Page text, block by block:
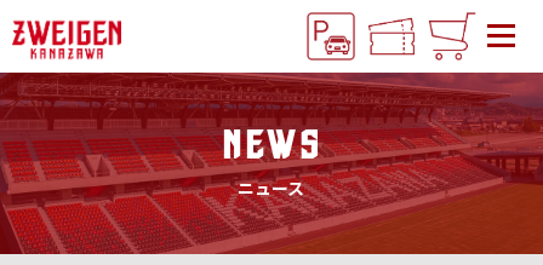
NEWS
ニュース